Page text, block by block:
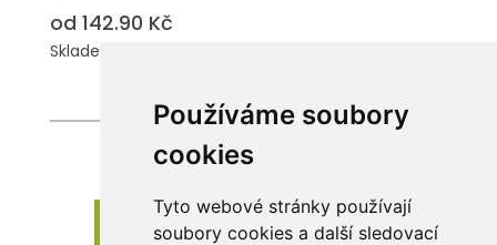
Používáme soubory
cookies
Tyto webové stránky používají
soubory cookies a další sledovací
od 142.90 Kč
Skladem: 6625 ks.
Zobrazit dalších 24 produktů